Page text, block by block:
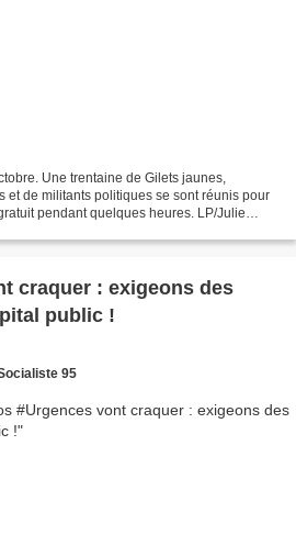
Une trentaine de Gilets jaunes,
et de militants politiques se sont réunis pour
pendant quelques heures. LP/Julie
craquer : exigeons des
public !
95